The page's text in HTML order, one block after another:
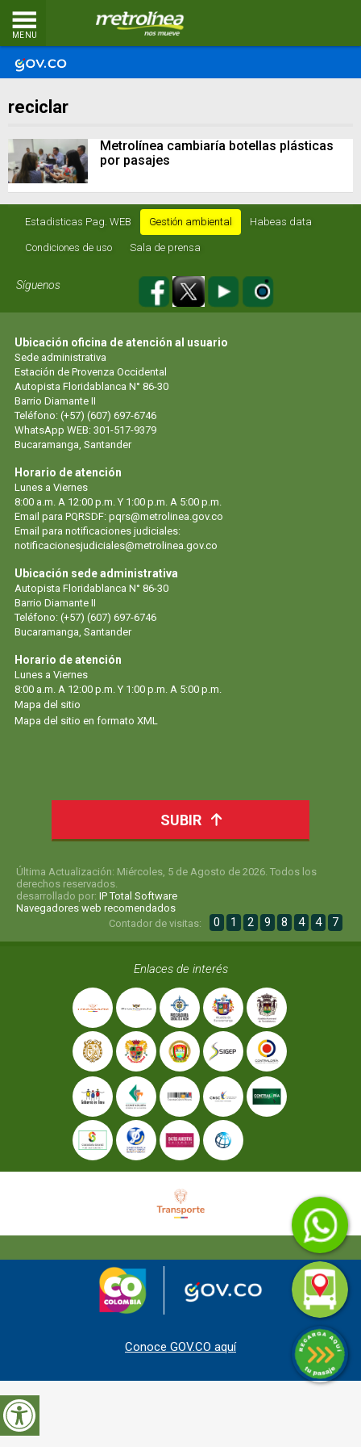
MENU
reciclar
Metrolínea cambiaría botellas plásticas
por pasajes
Estadisticas Pag. WEB Gestión ambiental Habeas data
Condiciones de uso Sala de prensa
Síguenos
Ubicación oficina de atención al usuario
Sede administrativa
Estación de Provenza Occidental
Autopista Floridablanca N° 86-30
Barrio Diamante II
Teléfono: (+57) (607) 697-6746
WhatsApp WEB: 301-517-9379
Bucaramanga, Santander
Horario de atención
Lunes a Viernes
8:00 a.m. A 12:00 p.m. Y 1:00 p.m. A 5:00 p.m.
Email para PQRSDF: pqrs@metrolinea.gov.co
Email para notificaciones judiciales:
notificacionesjudiciales@metrolinea.gov.co
Ubicación sede administrativa
Autopista Floridablanca N° 86-30
Barrio Diamante II
Teléfono: (+57) (607) 697-6746
Bucaramanga, Santander
Horario de atención
Lunes a Viernes
8:00 a.m. A 12:00 p.m. Y 1:00 p.m. A 5:00 p.m.
Mapa del sitio
Mapa del sitio en formato XML
SUBIR
Última Actualización: Miércoles, 5 de Agosto de 2026. Todos los
derechos reservados.
desarrollado por: IP Total Software
Navegadores web recomendados
Contador de visitas:
0 1 2 9 8 4 4 7
Enlaces de interés
Conoce GOV.CO aquí